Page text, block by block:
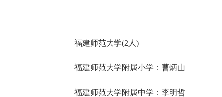
福建师范大学(2人)
福建师范大学附属小学：曹炳山
福建师范大学附属中学：李明哲